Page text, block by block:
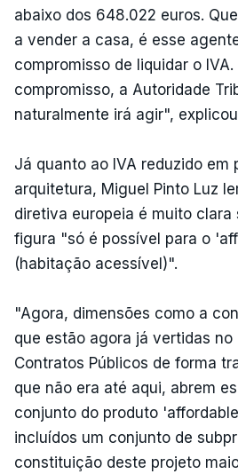
abaixo dos 648.022 euros.
a vender a casa, é esse
compromisso de liquidar o
compromisso, a Autoridade
naturalmente irá agir",
Já quanto ao IVA reduzido em
arquitetura, Miguel Pinto Luz
diretiva europeia é muito clara
figura "só é possível para o
(habitação acessível)".
"Agora, dimensões como a
que estão agora já vertidas no
Contratos Públicos de forma
que não era até aqui, abrem
conjunto do produto
incluídos um conjunto de
constituição deste projeto